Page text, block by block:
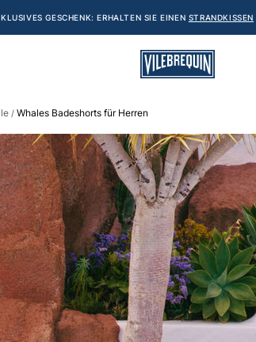
GESCHENK: ERHALTEN SIE EINEN STRANDKISSEN
/ Whales Badeshorts für Herren